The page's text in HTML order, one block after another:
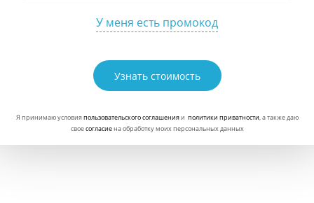
У меня есть промокод
Узнать стоимость
Я принимаю условияпользовательского соглашенияи политики приватности, а также даю
своесогласиена обработку моих персональных данных